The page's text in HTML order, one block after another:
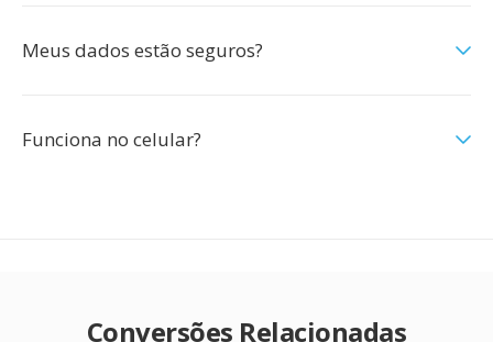
Meus dados estão seguros?
Funciona no celular?
Conversões Relacionadas